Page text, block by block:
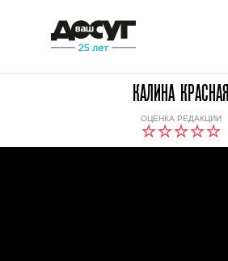
КАЛИНА КРАСНАЯ
ОЦЕНКА РЕДАКЦИИ